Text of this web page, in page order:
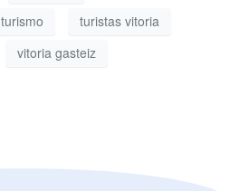
turismo
turistas vitoria
vitoria gasteiz